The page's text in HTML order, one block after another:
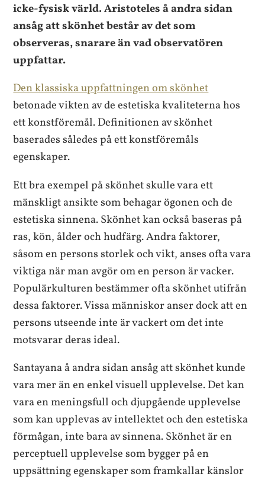
icke-fysisk värld. Aristoteles å andra sidan
ansåg att skönhet består av det som
observeras, snarare än vad observatören
uppfattar.
Den klassiska uppfattningen om skönhet
betonade vikten av de estetiska kvaliteterna hos
ett konstföremål. Definitionen av skönhet
baserades således på ett konstföremåls
egenskaper.
Ett bra exempel på skönhet skulle vara ett
mänskligt ansikte som behagar ögonen och de
estetiska sinnena. Skönhet kan också baseras på
ras, kön, ålder och hudfärg. Andra faktorer,
såsom en persons storlek och vikt, anses ofta vara
viktiga när man avgör om en person är vacker.
Populärkulturen bestämmer ofta skönhet utifrån
dessa faktorer. Vissa människor anser dock att en
persons utseende inte är vackert om det inte
motsvarar deras ideal.
Santayana å andra sidan ansåg att skönhet kunde
vara mer än en enkel visuell upplevelse. Det kan
vara en meningsfull och djupgående upplevelse
som kan upplevas av intellektet och den estetiska
förmågan, inte bara av sinnena. Skönhet är en
perceptuell upplevelse som bygger på en
uppsättning egenskaper som framkallar känslor